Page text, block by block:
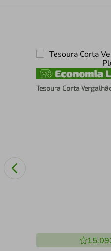
Tesoura Corta